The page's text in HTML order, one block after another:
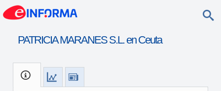
PATRICIA MARANES S.L. en Ceuta